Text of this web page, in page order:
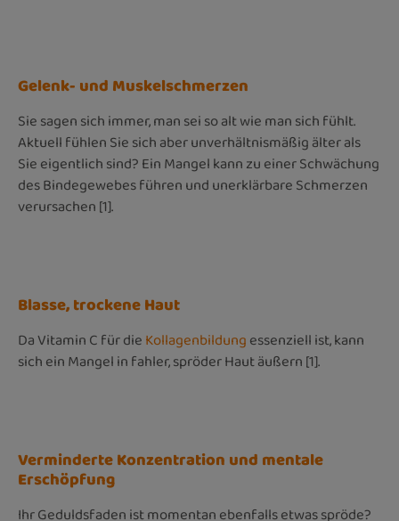
Gelenk- und Muskelschmerzen
Sie sagen sich immer, man sei so alt wie man sich fühlt.
Aktuell fühlen Sie sich aber unverhältnismäßig älter als
Sie eigentlich sind? Ein Mangel kann zu einer Schwächung
des Bindegewebes führen und unerklärbare Schmerzen
verursachen [1].
Blasse, trockene Haut
Da Vitamin C für dieKollagenbildungessenziell ist, kann
sich ein Mangel in fahler, spröder Haut äußern [1].
Verminderte Konzentration und mentale
Erschöpfung
Ihr Geduldsfaden ist momentan ebenfalls etwas spröde?